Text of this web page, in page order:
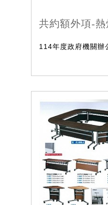
共約額外項-
114年度政府機關辦